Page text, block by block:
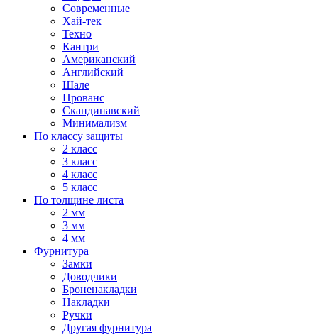
Современные
Хай-тек
Техно
Кантри
Американский
Английский
Шале
Прованс
Скандинавский
Минимализм
По классу защиты
2 класс
3 класс
4 класс
5 класс
По толщине листа
2 мм
3 мм
4 мм
Фурнитура
Замки
Доводчики
Броненакладки
Накладки
Ручки
Другая фурнитура